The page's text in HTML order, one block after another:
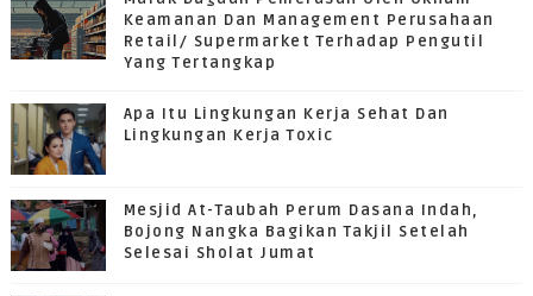
Keamanan Dan Management Perusahaan
Retail/ Supermarket Terhadap Pengutil
Yang Tertangkap
Apa Itu Lingkungan Kerja Sehat Dan
Lingkungan Kerja Toxic
Mesjid At-Taubah Perum Dasana Indah,
Bojong Nangka Bagikan Takjil Setelah
Selesai Sholat Jumat